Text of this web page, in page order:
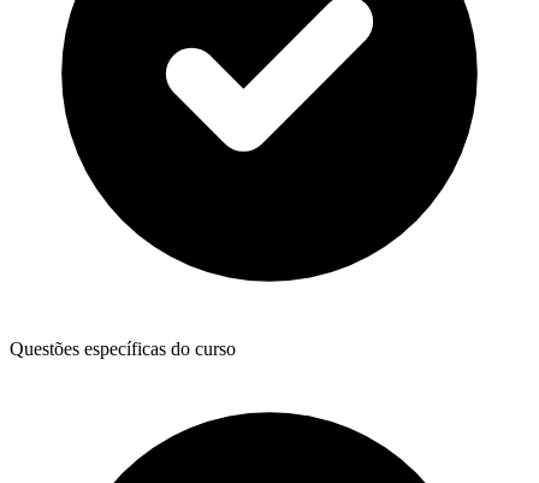
Questões específicas do curso